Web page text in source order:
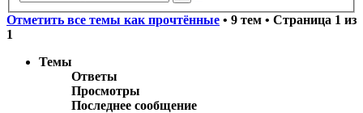
Отметить все темы как прочтённые • 9 тем • Страница 1 из
1
Темы
Ответы
Просмотры
Последнее сообщение